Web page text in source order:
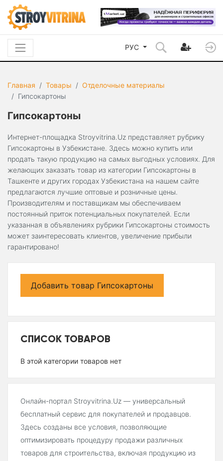
РУС
Главная Товары
Отделочные материалы
Гипсокартоны
Гипсокартоны
Интернет-площадка Stroyvitrina.Uz представляет рубрику
Гипсокартоны в Узбекистане. Здесь можно купить или
продать такую продукцию на самых выгодных условиях. Для
желающих заказать товар из категории Гипсокартоны в
Ташкенте и других городах Узбекистана на нашем сайте
предлагаются лучшие оптовые и розничные цены.
Производителям и поставщикам мы обеспечиваем
постоянный приток потенциальных покупателей. Если
указанная в объявлениях рубрики Гипсокартоны стоимость
может заинтересовать клиентов, увеличение прибыли
гарантировано!
Добавить товар Гипсокартоны
СПИСОК ТОВАРОВ
В этой категории товаров нет
Онлайн-портал Stroyvitrina.Uz — универсальный
бесплатный сервис для покупателей и продавцов.
Здесь созданы все условия, позволяющие
оптимизировать процедуру продажи различных
товаров для строительства, включая продукцию из